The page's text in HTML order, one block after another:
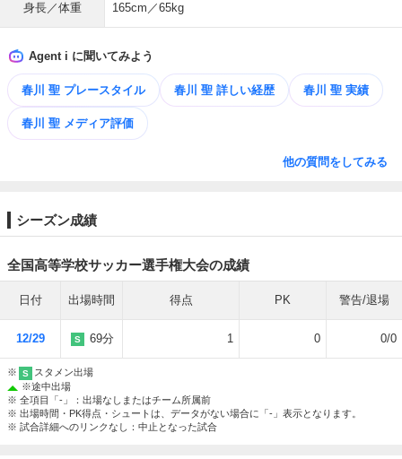
身長／体重 165cm／65kg
Agent i に聞いてみよう
春川 聖 プレースタイル 春川 聖 詳しい経歴 春川 聖 実績
春川 聖 メディア評価
他の質問をしてみる
シーズン成績
全国高等学校サッカー選手権大会の成績
日付 出場時間 得点 PK 警告/退場
12/29 S 69分 1 0 0/0
※ S
スタメン出場
※途中出場
※ 全項目「-」：出場なしまたはチーム所属前
※ 出場時間・PK得点・シュートは、データがない場合に「-」表示となります。
※ 試合詳細へのリンクなし：中止となった試合